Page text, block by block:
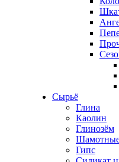
Сырьё
Глина
Каолин
Глинозём
Гипс